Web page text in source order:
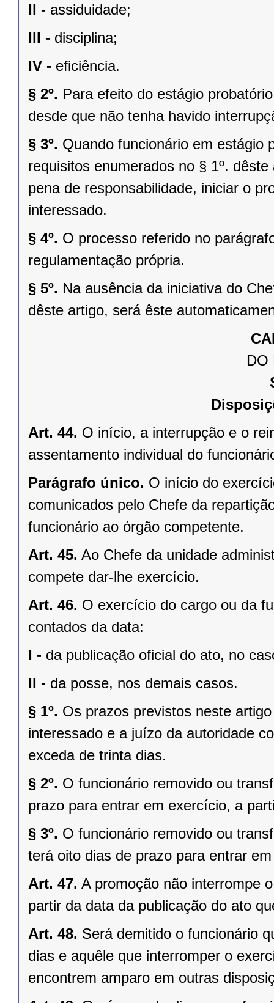
II - assiduidade;
III - disciplina;
IV - eficiência.
§ 2º. Para efeito do estágio
desde que não tenha havido
§ 3º. Quando funcionário em estágio
requisitos enumerados no § 1º.
pena de responsabilidade, iniciar o
interessado.
§ 4º. O processo referido no
regulamentação própria.
§ 5º. Na ausência da iniciativa do
dêste artigo, será êste
DO
Art. 44. O início, a interrupção e o
assentamento individual do
Parágrafo único. O início do
comunicados pelo Chefe da
funcionário ao órgão competente.
Art. 45. Ao Chefe da unidade
compete dar-lhe exercício.
Art. 46. O exercício do cargo ou da
contados da data:
I - da publicação oficial do ato, no
II - da posse, nos demais casos.
§ 1º. Os prazos previstos neste
interessado e a juízo da autoridade
exceda de trinta dias.
§ 2º. O funcionário removido ou
prazo para entrar em exercício, a
§ 3º. O funcionário removido ou
terá oito dias de prazo para entrar
Art. 47. A promoção não interrompe
partir da data da publicação do ato
Art. 48. Será demitido o funcionário
dias e aquêle que interromper o
encontrem amparo em outras